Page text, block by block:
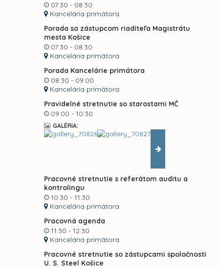
07:30 - 08:30
Kancelária primátora
Porada so zástupcom riaditeľa Magistrátu
mesta Košice
07:30 - 08:30
Kancelária primátora
Porada Kancelárie primátora
08:30 - 09:00
Kancelária primátora
Pravidelné stretnutie so starostami MČ
09:00 - 10:30
GALÉRIA:
Pracovné stretnutie s referátom auditu a
kontrolingu
10:30 - 11:30
Kancelária primátora
Pracovná agenda
11:30 - 12:30
Kancelária primátora
Pracovné stretnutie so zástupcami spoločnosti
U. S. Steel Košice